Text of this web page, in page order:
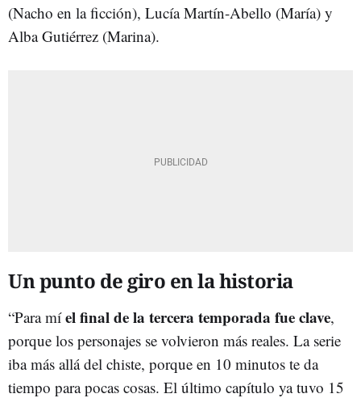
(Nacho en la ficción), Lucía Martín-Abello (María) y
Alba Gutiérrez (Marina).
Un punto de giro en la historia
“Para míel final de la tercera temporada fue clave,
porque los personajes se volvieron más reales. La serie
iba más allá del chiste, porque en 10 minutos te da
tiempo para pocas cosas. El último capítulo ya tuvo 15